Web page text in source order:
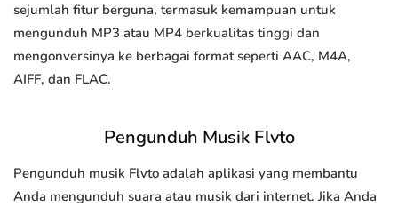
sejumlah fitur berguna, termasuk kemampuan untuk
mengunduh MP3 atau MP4 berkualitas tinggi dan
mengonversinya ke berbagai format seperti AAC, M4A,
AIFF, dan FLAC.
Pengunduh Musik Flvto
Pengunduh musik Flvto adalah aplikasi yang membantu
Anda mengunduh suara atau musik dari internet. Jika Anda